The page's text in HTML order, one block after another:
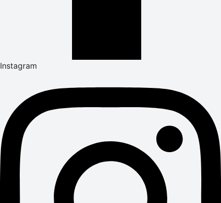
Instagram